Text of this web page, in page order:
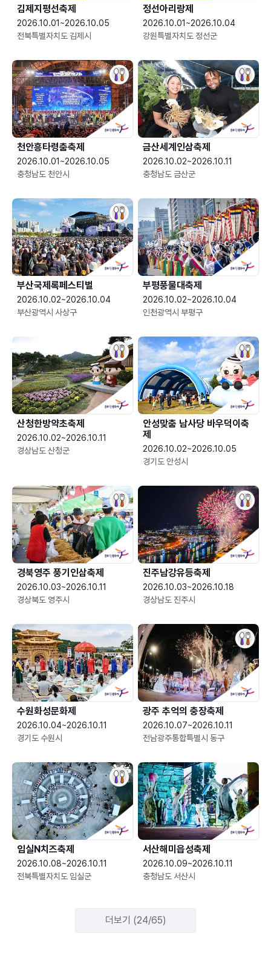
김제지평선축제
2026.10.01~2026.10.05
전북특별자치도 김제시
정선아리랑제
2026.10.01~2026.10.04
강원특별자치도 정선군
천안흥타령춤축제
2026.10.01~2026.10.05
충청남도 천안시
금산세계인삼축제
2026.10.02~2026.10.11
충청남도 금산군
부산국제록페스티벌
2026.10.02~2026.10.04
부산광역시 사상구
부평풍물대축제
2026.10.02~2026.10.04
인천광역시 부평구
산청한방약초축제
2026.10.02~2026.10.11
경상남도 산청군
안성맞춤 남사당 바우덕이축
제
2026.10.02~2026.10.05
경기도 안성시
경북영주 풍기인삼축제
2026.10.03~2026.10.11
경상북도 영주시
진주남강유등축제
2026.10.03~2026.10.18
경상남도 진주시
수원화성문화제
2026.10.04~2026.10.11
경기도 수원시
광주 추억의 충장축제
2026.10.07~2026.10.11
전남광주통합특별시 동구
임실N치즈축제
2026.10.08~2026.10.11
전북특별자치도 임실군
서산해미읍성축제
2026.10.09~2026.10.11
충청남도 서산시
더보기 (24/65)